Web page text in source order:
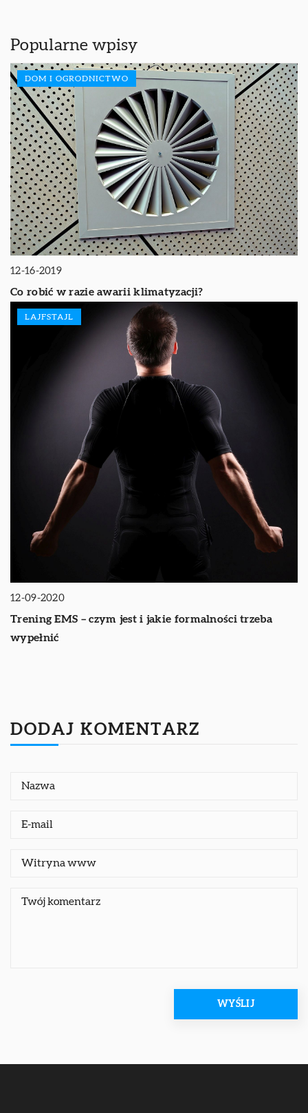
Popularne wpisy
DOM I OGRODNICTWO
12-16-2019
Co robić w razie awarii klimatyzacji?
LAJFSTAJL
12-09-2020
Trening EMS – czym jest i jakie formalności trzeba
wypełnić
DODAJ KOMENTARZ